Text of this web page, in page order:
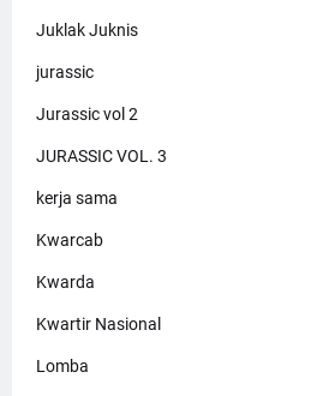
Juklak Juknis
jurassic
Jurassic vol 2
JURASSIC VOL. 3
kerja sama
Kwarcab
Kwarda
Kwartir Nasional
Lomba